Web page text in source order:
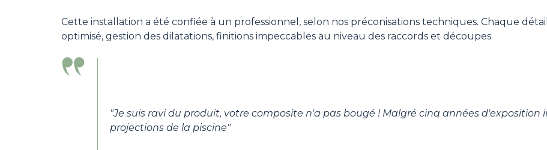
Cette installation a été confiée à un professionnel, selon nos préconisations techniques. Chaque
optimisé, gestion des dilatations, finitions impeccables au niveau des raccords et découpes.
"Je suis ravi du produit, votre composite n'a pas bougé ! Malgré cinq années
projections de la piscine"